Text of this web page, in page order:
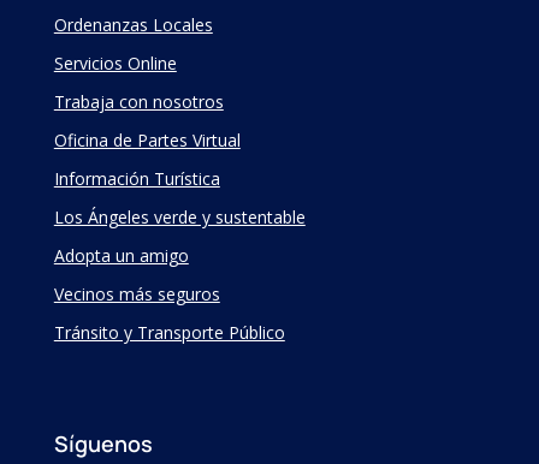
Ordenanzas Locales
Servicios Online
Trabaja con nosotros
Oficina de Partes Virtual
Información Turística
Los Ángeles verde y sustentable
Adopta un amigo
Vecinos más seguros
Tránsito y Transporte Público
Síguenos